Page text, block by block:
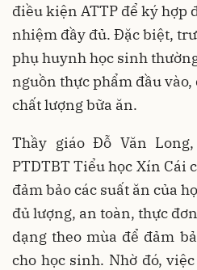
điều kiện ATTP để ký hợp
nhiệm đầy đủ. Đặc biệt,
phụ huynh học sinh
nguồn thực phẩm đầu
chất lượng bữa ăn.
Thầy giáo Đỗ Văn
PTDTBT Tiểu học Xín Cái
đảm bảo các suất ăn của
đủ lượng, an toàn, thực
dạng theo mùa để đảm
cho học sinh. Nhờ đó,